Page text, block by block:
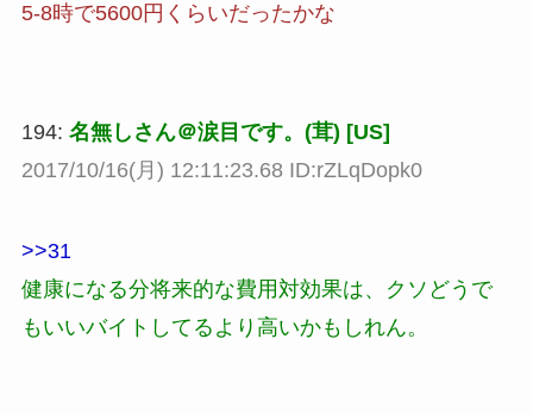
5-8時で5600円くらいだったかな
194: 名無しさん＠涙目です。(茸) [US]
2017/10/16(月) 12:11:23.68 ID:rZLqDopk0
>>31
健康になる分将来的な費用対効果は、クソどうで
もいいバイトしてるより高いかもしれん。